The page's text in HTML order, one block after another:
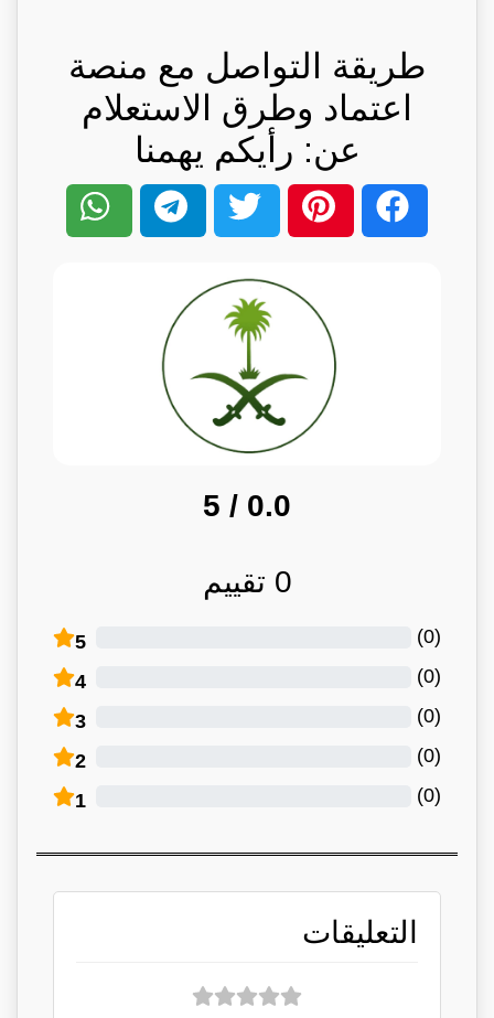
طريقة التواصل مع منصة
اعتماد وطرق الاستعلام
عن: رأيكم يهمنا
0.0
/ 5
0 تقييم
5 (
0
)
4 (
0
)
3 (
0
)
2 (
0
)
1 (
0
)
التعليقات